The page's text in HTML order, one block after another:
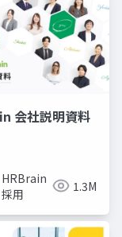
会社説明資料
HRBrain
採用
1.3M